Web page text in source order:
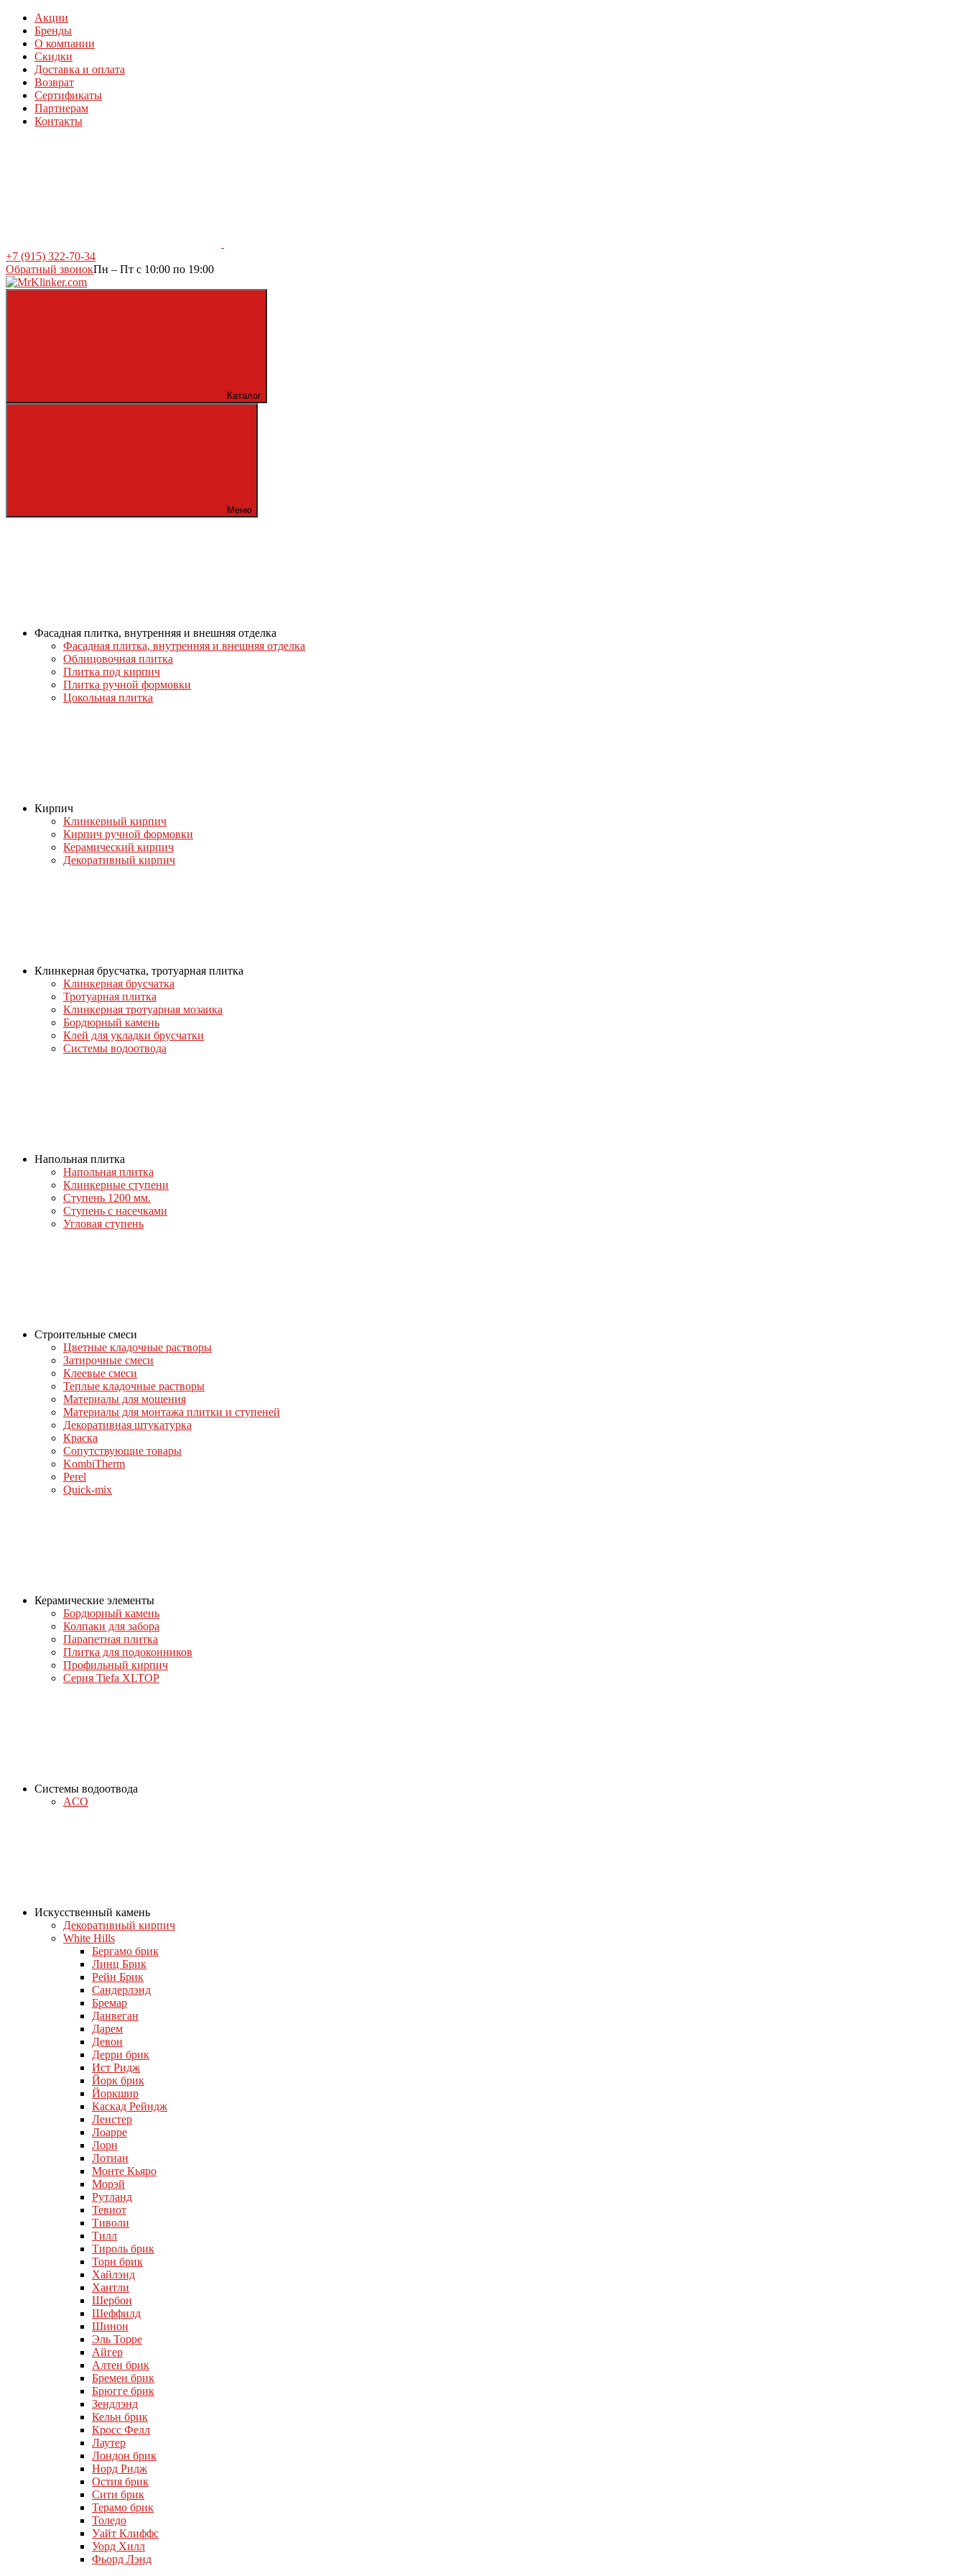
Акции
Бренды
О компании
Скидки
Доставка и оплата
Возврат
Сертификаты
Партнерам
Контакты
+7 (915) 322-70-34
Обратный звонокПн – Пт с 10:00 по 19:00
Каталог
Меню
Фасадная плитка, внутренняя и внешняя отделка
Фасадная плитка, внутренняя и внешняя отделка
Облицовочная плитка
Плитка под кирпич
Плитка ручной формовки
Цокольная плитка
Кирпич
Клинкерный кирпич
Кирпич ручной формовки
Керамический кирпич
Декоративный кирпич
Клинкерная брусчатка, тротуарная плитка
Клинкерная брусчатка
Тротуарная плитка
Клинкерная тротуарная мозаика
Бордюрный камень
Клей для укладки брусчатки
Системы водоотвода
Напольная плитка
Напольная плитка
Клинкерные ступени
Ступень 1200 мм.
Ступень с насечками
Угловая ступень
Строительные смеси
Цветные кладочные растворы
Затирочные смеси
Клеевые смеси
Теплые кладочные растворы
Материалы для мощения
Материалы для монтажа плитки и ступеней
Декоративная штукатурка
Краска
Сопутствующие товары
KombiTherm
Perel
Quick-mix
Керамические элементы
Бордюрный камень
Колпаки для забора
Парапетная плитка
Плитка для подоконников
Профильный кирпич
Серия Tiefa XLTOP
Системы водоотвода
ACO
Искусственный камень
Декоративный кирпич
White Hills
Бергамо брик
Линц Брик
Рейн Брик
Сандерлэнд
Бремар
Данвеган
Дарем
Девон
Дерри брик
Ист Ридж
Йорк брик
Йоркшир
Каскад Рейндж
Ленстер
Лоарре
Лорн
Лотиан
Монте Кьяро
Морэй
Рутланд
Тевиот
Тиволи
Тилл
Тироль брик
Торн брик
Хайлэнд
Хантли
Шербон
Шеффилд
Шинон
Эль Торре
Айгер
Алтен брик
Бремен брик
Брюгге брик
Зендлэнд
Кельн брик
Кросс Фелл
Лаутер
Лондон брик
Норд Ридж
Остия брик
Сити брик
Терамо брик
Толедо
Уайт Клиффс
Уорд Хилл
Фьорд Лэнд